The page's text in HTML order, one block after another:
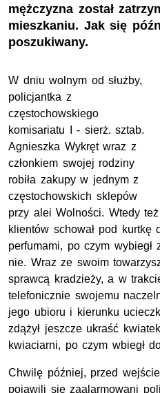
mężczyzna został
mieszkaniu. Jak się
poszukiwany.
W dniu wolnym od służby,
policjantka z
częstochowskiego
komisariatu I - sierż. sztab.
Agnieszka Wykręt wraz z
członkiem swojej rodziny
robiła zakupy w jednym z
częstochowskich sklepów
przy alei Wolności. Wtedy
klientów schował pod kurtkę
perfumami, po czym wybiegł
nie. Wraz ze swoim
sprawcą kradzieży, a w
telefonicznie swojemu
jego ubioru i kierunku
zdążył jeszcze ukraść
kwiaciarni, po czym wbiegł
Chwilę później, przed
pojawili się zaalarmowani